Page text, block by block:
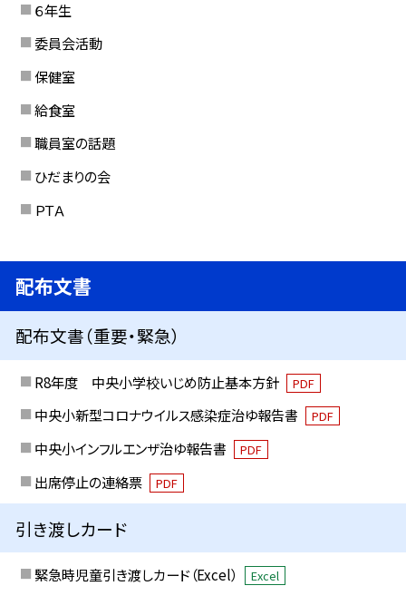
６年生
委員会活動
保健室
給食室
職員室の話題
ひだまりの会
ＰＴＡ
配布文書
配布文書（重要・緊急）
R8年度 中央小学校いじめ防止基本方針 PDF
中央小新型コロナウイルス感染症治ゆ報告書 PDF
中央小インフルエンザ治ゆ報告書 PDF
出席停止の連絡票 PDF
引き渡しカード
緊急時児童引き渡しカード（Excel） Excel